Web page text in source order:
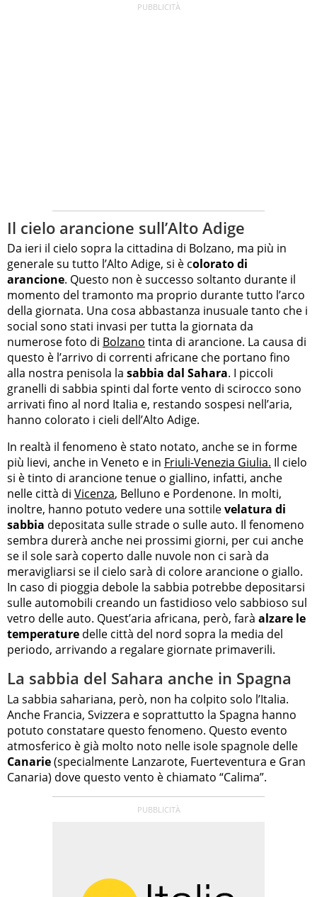
Il cielo arancione sull’Alto Adige
Da ieri il cielo sopra la cittadina di Bolzano, ma più in
generale su tutto l’Alto Adige, si è colorato di
arancione. Questo non è successo soltanto durante il
momento del tramonto ma proprio durante tutto l’arco
della giornata. Una cosa abbastanza inusuale tanto che i
social sono stati invasi per tutta la giornata da
numerose foto di Bolzano tinta di arancione. La causa di
questo è l’arrivo di correnti africane che portano fino
alla nostra penisola la sabbia dal Sahara. I piccoli
granelli di sabbia spinti dal forte vento di scirocco sono
arrivati fino al nord Italia e, restando sospesi nell’aria,
hanno colorato i cieli dell’Alto Adige.
In realtà il fenomeno è stato notato, anche se in forme
più lievi, anche in Veneto e in Friuli-Venezia Giulia. Il cielo
si è tinto di arancione tenue o giallino, infatti, anche
nelle città di Vicenza, Belluno e Pordenone. In molti,
inoltre, hanno potuto vedere una sottilevelatura di
sabbia depositata sulle strade o sulle auto. Il fenomeno
sembra durerà anche nei prossimi giorni, per cui anche
se il sole sarà coperto dalle nuvole non ci sarà da
meravigliarsi se il cielo sarà di colore arancione o giallo.
In caso di pioggia debole la sabbia potrebbe depositarsi
sulle automobili creando un fastidioso velo sabbioso sul
vetro delle auto. Quest’aria africana, però, farà alzare le
temperature delle città del nord sopra la media del
periodo, arrivando a regalare giornate primaverili.
La sabbia del Sahara anche in Spagna
La sabbia sahariana, però, non ha colpito solo l’Italia.
Anche Francia, Svizzera e soprattutto la Spagna hanno
potuto constatare questo fenomeno. Questo evento
atmosferico è già molto noto nelle isole spagnole delle
Canarie(specialmente Lanzarote, Fuerteventura e Gran
Canaria) dove questo vento è chiamato “Calima”.